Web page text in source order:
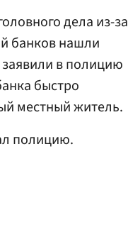
дела из-за
банков нашли
в полицию
быстро
местный житель.
полицию.